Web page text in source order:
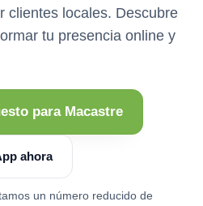
clientes locales. Descubre
tu presencia online y
para Macastre
ahora
un número reducido de